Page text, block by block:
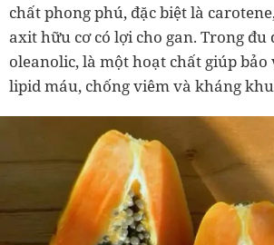
chất phong phú, đặc biệt là
axit hữu cơ có lợi cho gan. Trong đu
oleanolic, là một hoạt chất giúp bảo
lipid máu, chống viêm và kháng